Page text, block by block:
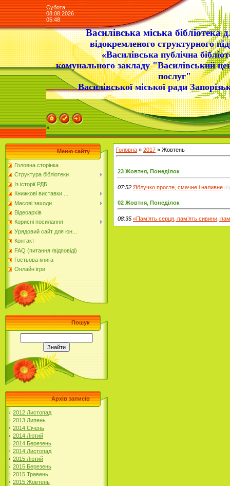
Субота
08.08.2026
05:48
Василівська міська бібліотека
відокремленого структурного
«Василівська публічна
комунального закладу "Василівський
послуг"
Василівської міської ради
»
Меню сайту
Головна сторінка
Структура бібліотеки
Із історії РДБ
Книжкові виставки ...
Масові заходи
Відеоархів
Корисні посилання
Урядовий сайт для юн...
Контакт
FAQ (питання /відповіді)
Гостьова книга
Онлайн ігри
Пошук
Архів записів
2012 Листопад
2013 Липень
2014 Січень
2014 Лютий
2014 Березень
2014 Листопад
2015 Лютий
2015 Березень
2015 Травень
2015 Жовтень
Головна » 2017 » Жовтень
23 Жовтня, Понеділок
07:52 Яблучко просте, смачне і наливне (0)
02 Жовтня, Понеділок
08:35 «Пам’ять серця, пам’ять сивини,